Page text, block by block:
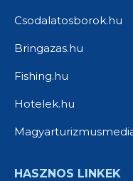
Csodalatosborok.hu
Bringazas.hu
Fishing.hu
Hotelek.hu
HASZNOS LINKEK